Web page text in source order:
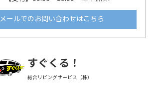
メールでのお問い合わせはこちら
すぐくる！
総合リビングサービス（株）